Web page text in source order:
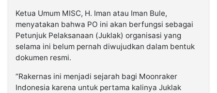
Ketua Umum MISC, H. Iman atau Iman Bule,
menyatakan bahwa PO ini akan berfungsi sebagai
Petunjuk Pelaksanaan (Juklak) organisasi yang
selama ini belum pernah diwujudkan dalam bentuk
dokumen resmi.
“Rakernas ini menjadi sejarah bagi Moonraker
Indonesia karena untuk pertama kalinya Juklak